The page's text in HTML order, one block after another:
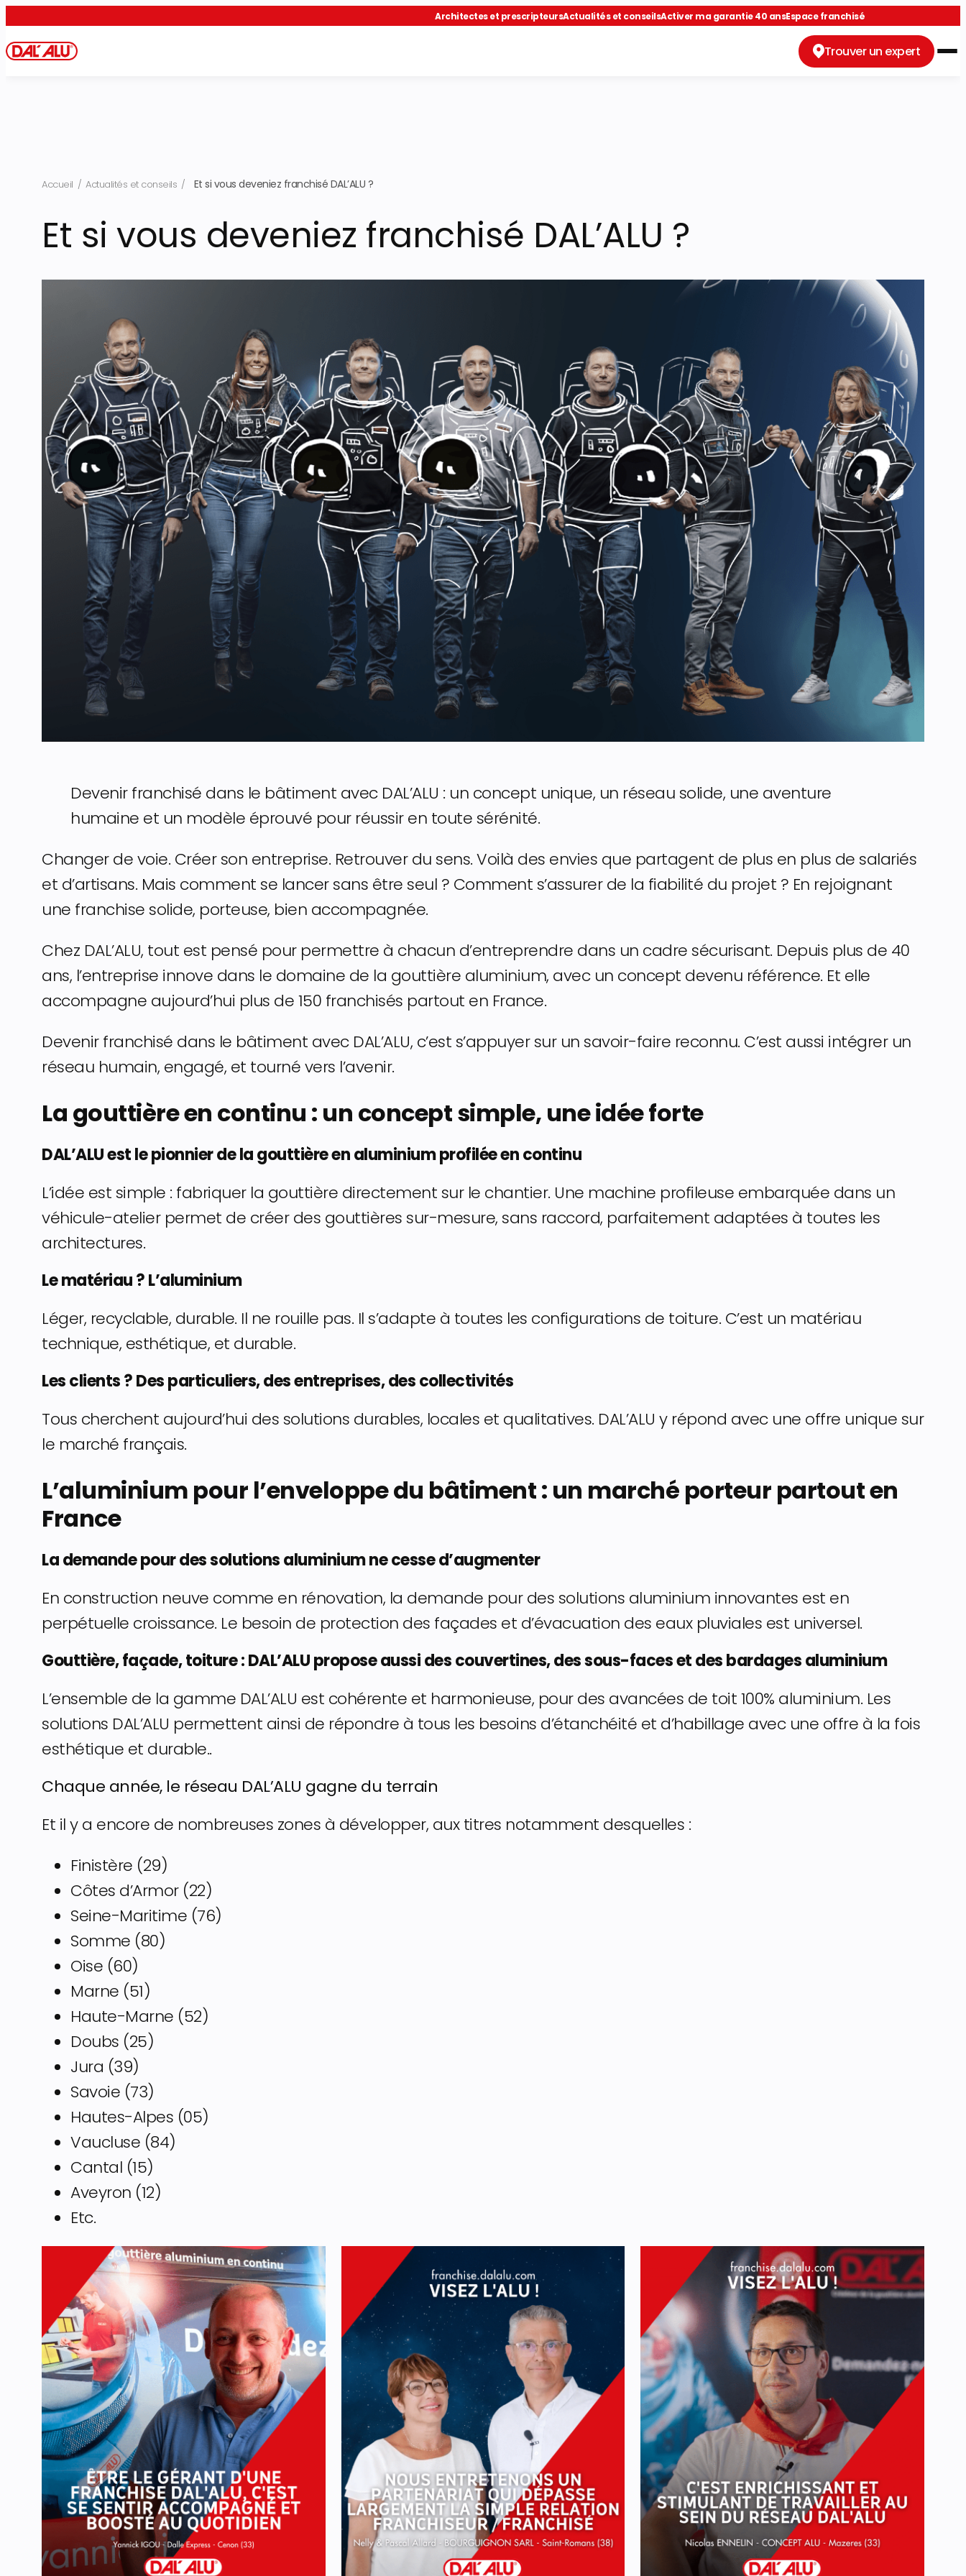
au
contenu
Architectes et prescripteursActualités et conseilsActiver ma garantie 40 ansEspace franchisé
Trouver un expert
Accueil / Actualités et conseils / Et si vous deveniez franchisé DAL’ALU ?
Et si vous deveniez franchisé DAL’ALU ?
Devenir franchisé dans le bâtiment avec DAL’ALU : un concept unique, un réseau solide, une aventure
humaine et un modèle éprouvé pour réussir en toute sérénité.
Changer de voie. Créer son entreprise. Retrouver du sens. Voilà des envies que partagent de plus en plus de salariés
et d’artisans. Mais comment se lancer sans être seul ? Comment s’assurer de la fiabilité du projet ? En rejoignant
une franchise solide, porteuse, bien accompagnée.
Chez DAL’ALU, tout est pensé pour permettre à chacun d’entreprendre dans un cadre sécurisant. Depuis plus de 40
ans, l’entreprise innove dans le domaine de la gouttière aluminium, avec un concept devenu référence. Et elle
accompagne aujourd’hui plus de 150 franchisés partout en France.
Devenir franchisé dans le bâtiment avec DAL’ALU, c’est s’appuyer sur un savoir-faire reconnu. C’est aussi intégrer un
réseau humain, engagé, et tourné vers l’avenir.
La gouttière en continu : un concept simple, une idée forte
DAL’ALU est le pionnier de la gouttière en aluminium profilée en continu
L’idée est simple : fabriquer la gouttière directement sur le chantier. Une machine profileuse embarquée dans un
véhicule-atelier permet de créer des gouttières sur-mesure, sans raccord, parfaitement adaptées à toutes les
architectures.
Le matériau ? L’aluminium
Léger, recyclable, durable. Il ne rouille pas. Il s’adapte à toutes les configurations de toiture. C’est un matériau
technique, esthétique, et durable.
Les clients ? Des particuliers, des entreprises, des collectivités
Tous cherchent aujourd’hui des solutions durables, locales et qualitatives. DAL’ALU y répond avec une offre unique sur
le marché français.
L’aluminium pour l’enveloppe du bâtiment : un marché porteur partout en
France
La demande pour des solutions aluminium ne cesse d’augmenter
En construction neuve comme en rénovation, la demande pour des solutions aluminium innovantes est en
perpétuelle croissance. Le besoin de protection des façades et d’évacuation des eaux pluviales est universel.
Gouttière, façade, toiture : DAL’ALU propose aussi des couvertines, des sous-faces et des bardages aluminium
L’ensemble de la gamme DAL’ALU est cohérente et harmonieuse, pour des avancées de toit 100% aluminium. Les
solutions DAL’ALU permettent ainsi de répondre à tous les besoins d’étanchéité et d’habillage avec une offre à la fois
esthétique et durable..
Chaque année, le réseau DAL’ALU gagne du terrain
Et il y a encore de nombreuses zones à développer, aux titres notamment desquelles :
Finistère (29)
Côtes d’Armor (22)
Seine-Maritime (76)
Somme (80)
Oise (60)
Marne (51)
Haute-Marne (52)
Doubs (25)
Jura (39)
Savoie (73)
Hautes-Alpes (05)
Vaucluse (84)
Cantal (15)
Aveyron (12)
Etc.